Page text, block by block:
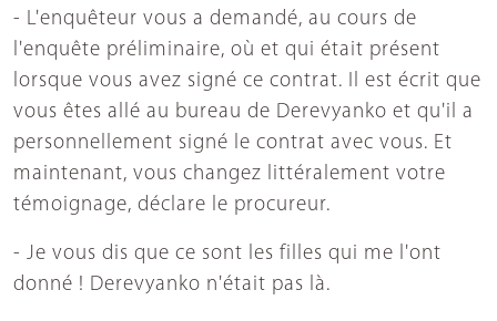
- L'enquêteur vous a demandé, au cours de
l'enquête préliminaire, où et qui était présent
lorsque vous avez signé ce contrat. Il est écrit que
vous êtes allé au bureau de Derevyanko et qu'il a
personnellement signé le contrat avec vous. Et
maintenant, vous changez littéralement votre
témoignage, déclare le procureur.
- Je vous dis que ce sont les filles qui me l'ont
donné ! Derevyanko n'était pas là.